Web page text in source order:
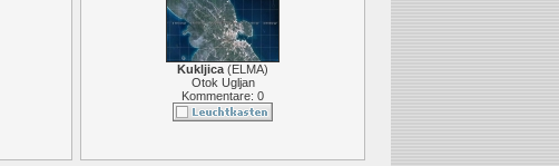
Kukljica (ELMA)
Otok Ugljan
Kommentare: 0